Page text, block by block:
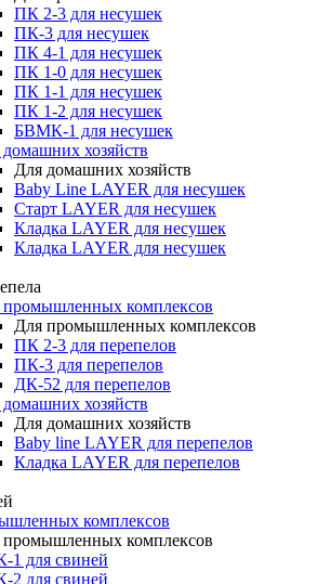
ПК 2-3 для несушек
ПК-3 для несушек
ПК 4-1 для несушек
ПК 1-0 для несушек
ПК 1-1 для несушек
ПК 1-2 для несушек
БВМК-1 для несушек
хозяйств
Для домашних хозяйств
Baby Line LAYER для несушек
Старт LAYER для несушек
Кладка LAYER для несушек
Кладка LAYER для несушек
промышленных комплексов
Для промышленных комплексов
ПК 2-3 для перепелов
ПК-3 для перепелов
ДК-52 для перепелов
хозяйств
Для домашних хозяйств
Baby line LAYER для перепелов
Кладка LAYER для перепелов
комплексов
промышленных комплексов
1 для свиней
2 для свиней